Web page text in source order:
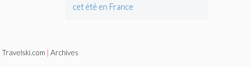
cet été en France
Travelski.com | Archives